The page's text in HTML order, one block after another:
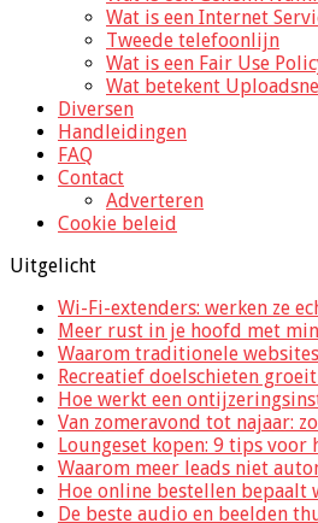
Wat is een Internet
Tweede telefoonlijn
Wat is een Fair Use
Wat betekent
Diversen
Handleidingen
FAQ
Contact
Adverteren
Cookie beleid
Uitgelicht
Wi-Fi-extenders: werken ze
Meer rust in je hoofd met
Waarom traditionele
Recreatief doelschieten
Hoe werkt een
Van zomeravond tot najaar:
Loungeset kopen: 9 tips voor
Waarom meer leads niet
Hoe online bestellen
De beste audio en beelden